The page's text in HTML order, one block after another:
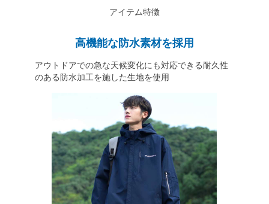
アイテム特徴
高機能な防水素材を採用
アウトドアでの急な天候変化にも対応できる耐久性
のある防水加工を施した生地を使用